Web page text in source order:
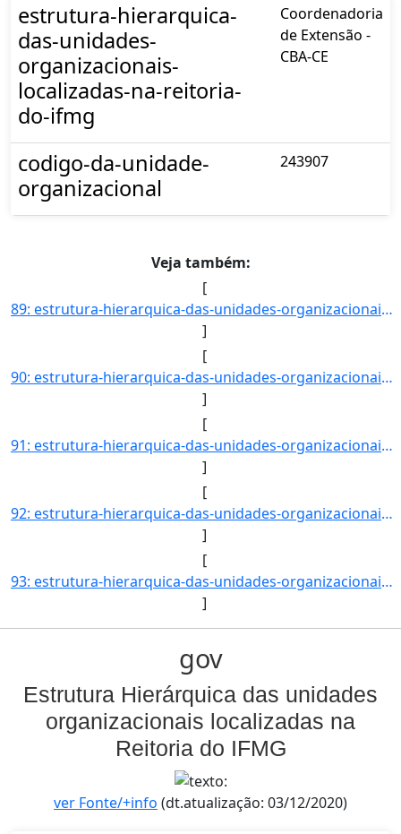
estrutura-hierarquica-
das-unidades-
organizacionais-
localizadas-na-reitoria-
do-ifmg
Coordenadoria
de Extensão -
CBA-CE
codigo-da-unidade-
organizacional
243907
Veja também:
[
89: estrutura-hierarquica-das-unidades-organizacionais-localizadas-na-reitoria-do-ifmg-Diretoria_de_Inov]
]
[
90: estrutura-hierarquica-das-unidades-organizacionais-localizadas-na-reitoria-do-ifmg-Coordenadoria_de_]
]
[
91: estrutura-hierarquica-das-unidades-organizacionais-localizadas-na-reitoria-do-ifmg-Coordenadoria_de_]
]
[
92: estrutura-hierarquica-das-unidades-organizacionais-localizadas-na-reitoria-do-ifmg-Secretaria_de_Pos]
]
[
93: estrutura-hierarquica-das-unidades-organizacionais-localizadas-na-reitoria-do-ifmg-Campus_Betim_-_CB]
]
gov
Estrutura Hierárquica das unidades
organizacionais localizadas na
Reitoria do IFMG
ver Fonte/+info (dt.atualização: 03/12/2020)